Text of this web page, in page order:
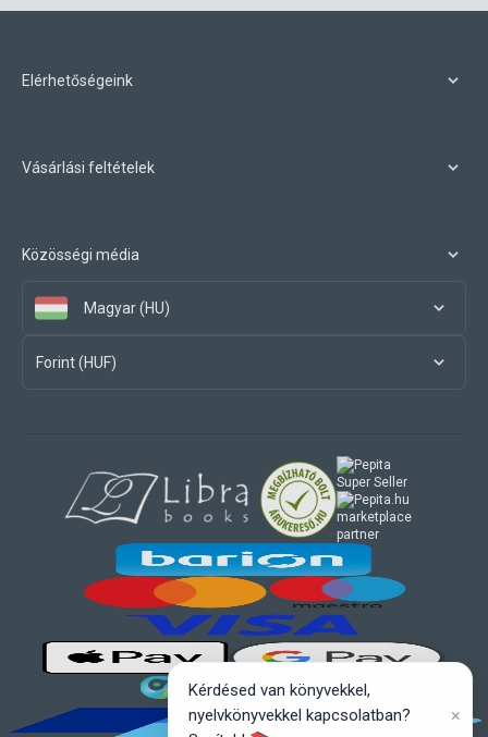
Elérhetőségeink
Vásárlási feltételek
Közösségi média
Magyar (HU)
Forint (HUF)
marketplace
partner
Kérdésed van könyvekkel,
nyelvkönyvekkel kapcsolatban?
×